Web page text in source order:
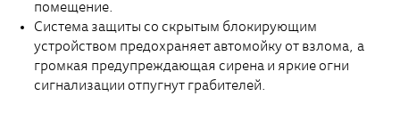
помещение.
Система защиты со скрытым блокирующим
устройством предохраняет автомойку от взлома, а
громкая предупреждающая сирена и яркие огни
сигнализации отпугнут грабителей.